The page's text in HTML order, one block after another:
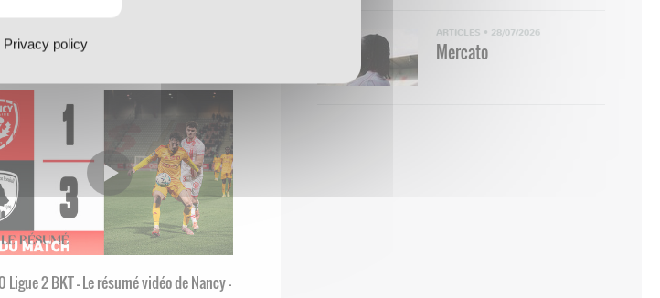
- Nancy
02/2026
Ligue 2 BKT - Le résumé vidéo de Nancy -
ARTICLES • 28/07/2026
Mercato
Privacy policy